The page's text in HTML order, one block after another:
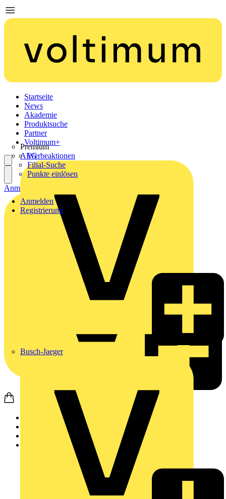
Startseite
News
Akademie
Produktsuche
Partner
Premium
AEG
Busch-Jaeger
Voltimum+
Werbeaktionen
Filial-Suche
Punkte einlösen
Anmelden
Registrierung
Anmelden
Sicherheit & Zutritt...
Zutrittskontrollsysteme